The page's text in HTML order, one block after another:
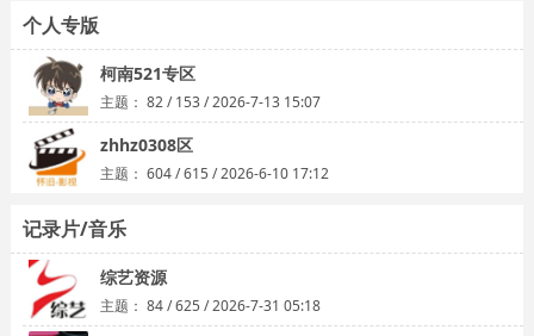
个人专版
柯南521专区
主题： 82/153/2026-7-13 15:07
zhhz0308区
主题： 604/615 /2026-6-10 17:12
记录片/音乐
综艺资源
主题： 84/625 /2026-7-31 05:18